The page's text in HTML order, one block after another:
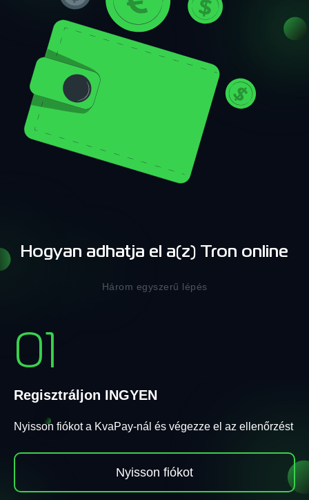
Hogyan adhatja el a(z) Tron online
Három egyszerű lépés
01
Regisztráljon INGYEN
Nyisson fiókot a KvaPay-nál és végezze el az ellenőrzést
Nyisson fiókot